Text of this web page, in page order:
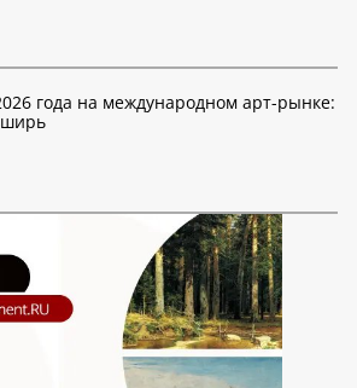
года на международном арт-рынке: